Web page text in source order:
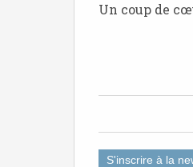
Un coup de
S'inscrire à la